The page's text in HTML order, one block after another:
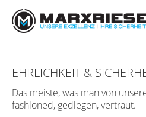
main
EHRLICHKEIT &
Das meiste, was man von
fashioned, gediegen, vertraut.